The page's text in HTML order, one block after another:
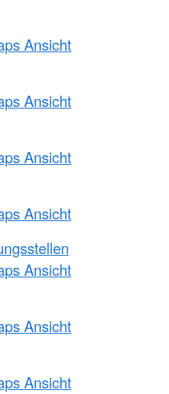
Ansicht
Ansicht
Ansicht
Ansicht
Ansicht
Ansicht
Ansicht